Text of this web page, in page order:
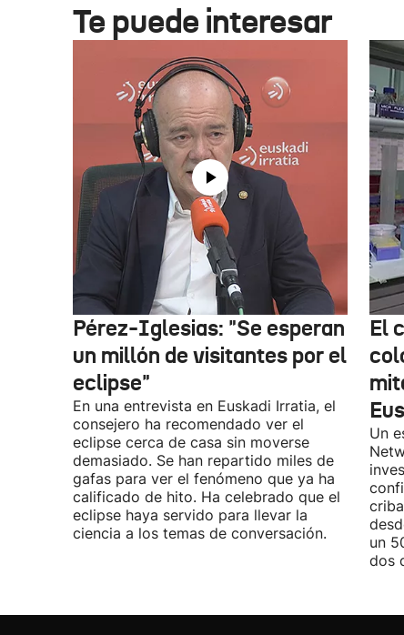
Te puede interesar
Pérez-Iglesias: "Se esperan
un millón de visitantes por el
eclipse"
En una entrevista en Euskadi Irratia, el
consejero ha recomendado ver el
eclipse cerca de casa sin moverse
demasiado. Se han repartido miles de
gafas para ver el fenómeno que ya ha
calificado de hito. Ha celebrado que el
eclipse haya servido para llevar la
ciencia a los temas de conversación.
El
Un
un
dos